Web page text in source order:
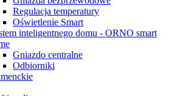
Regulacja temperatury
Oświetlenie Smart
inteligentnego domu - ORNO smart
Gniazdo centralne
Odbiorniki